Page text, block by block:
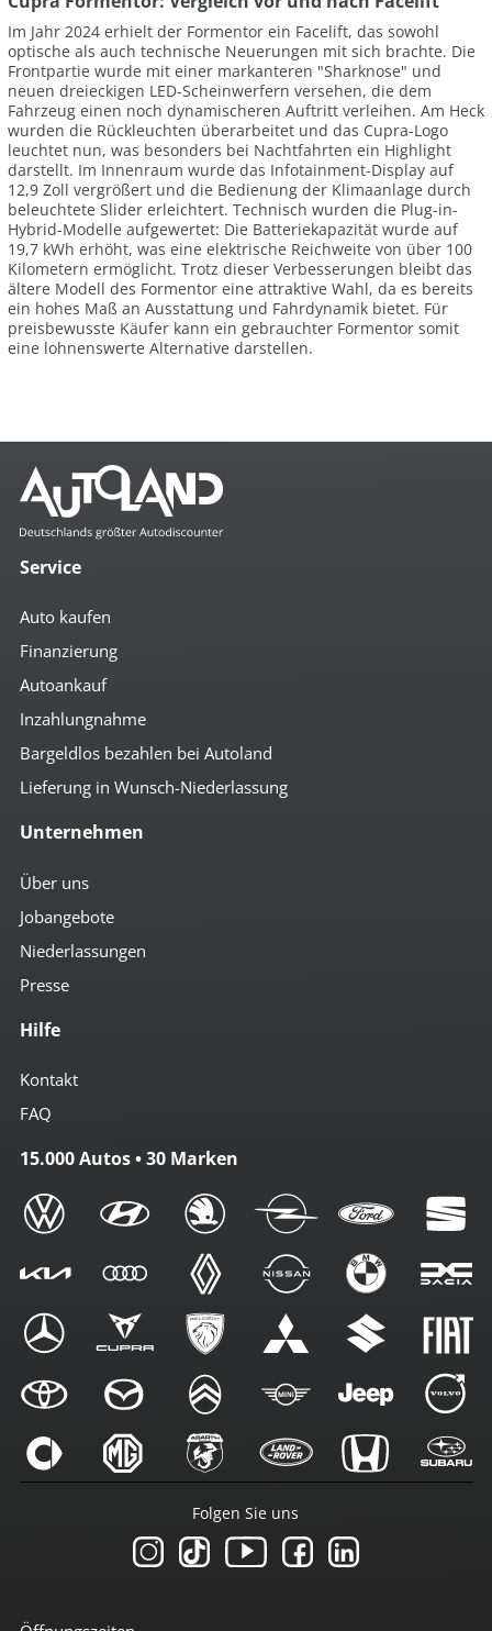
Im Jahr 2024 erhielt der Formentor ein Facelift, das sowohl
optische als auch technische Neuerungen mit sich brachte. Die
Frontpartie wurde mit einer markanteren "Sharknose" und
neuen dreieckigen LED-Scheinwerfern versehen, die dem
Fahrzeug einen noch dynamischeren Auftritt verleihen. Am Heck
wurden die Rückleuchten überarbeitet und das Cupra-Logo
leuchtet nun, was besonders bei Nachtfahrten ein Highlight
darstellt. Im Innenraum wurde das Infotainment-Display auf
12,9 Zoll vergrößert und die Bedienung der Klimaanlage durch
beleuchtete Slider erleichtert. Technisch wurden die Plug-in-
Hybrid-Modelle aufgewertet: Die Batteriekapazität wurde auf
19,7 kWh erhöht, was eine elektrische Reichweite von über 100
Kilometern ermöglicht. Trotz dieser Verbesserungen bleibt das
ältere Modell des Formentor eine attraktive Wahl, da es bereits
ein hohes Maß an Ausstattung und Fahrdynamik bietet. Für
preisbewusste Käufer kann ein gebrauchter Formentor somit
eine lohnenswerte Alternative darstellen.
Service
Auto kaufen
Finanzierung
Autoankauf
Inzahlungnahme
Bargeldlos bezahlen bei Autoland
Lieferung in Wunsch-Niederlassung
Unternehmen
Über uns
Jobangebote
Niederlassungen
Presse
Hilfe
Kontakt
FAQ
15.000 Autos • 30 Marken
Folgen Sie uns